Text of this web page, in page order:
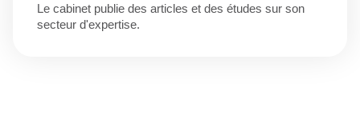
Le cabinet publie des articles et des études sur son
secteur d'expertise.